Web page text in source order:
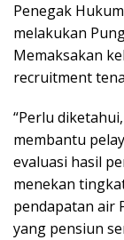
Penegak
melakukan
Memaksakan
recruitment
“Perlu
membantu
evaluasi hasil
menekan
pendapatan air
yang pensiun